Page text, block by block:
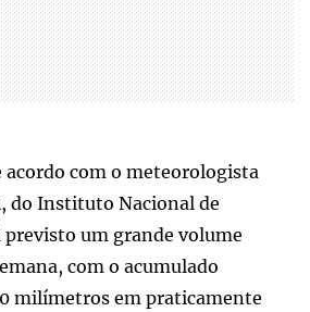
acordo com o meteorologista
do Instituto Nacional de
um grande volume
com o acumulado
milímetros em praticamente